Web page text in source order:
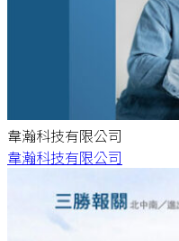
韋瀚科技有限公司
韋瀚科技有限公司